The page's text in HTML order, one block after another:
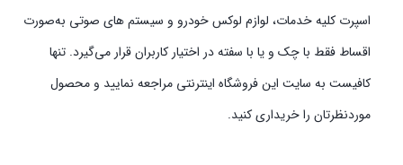
اسپرت کلیه خدمات، لوازم لوکس خودرو و سیستم‌ های صوتی به‌صورت
اقساط فقط با چک و یا با سفته در اختیار کاربران قرار می‌گیرد. تنها
کافیست به سایت این فروشگاه اینترنتی مراجعه نمایید و محصول
موردنظرتان را خریداری کنید.